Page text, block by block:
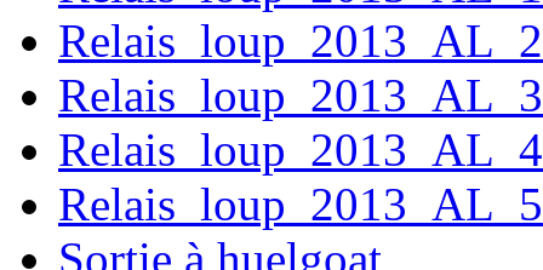
Relais_loup_2013_AL_2
Relais_loup_2013_AL_3
Relais_loup_2013_AL_4
Relais_loup_2013_AL_5
Sortie à huelgoat